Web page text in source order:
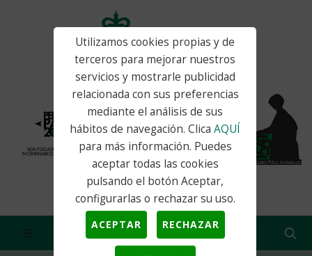
Utilizamos cookies propias y de
terceros para mejorar nuestros
servicios y mostrarle publicidad
relacionada con sus preferencias
mediante el análisis de sus
hábitos de navegación. ClicaAQUÍ
para más información. Puedes
aceptar todas las cookies
pulsando el botón Aceptar,
configurarlas o rechazar su uso.
ACEPTAR RECHAZAR